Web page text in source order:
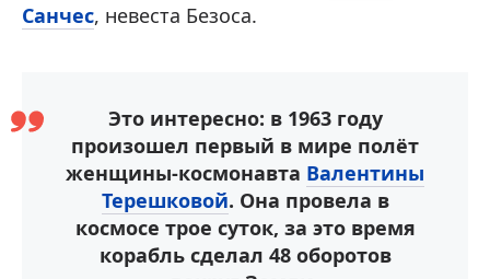
Санчес, невеста Безоса.
Это интересно: в 1963 году
произошел первый в мире полёт
женщины-космонавта Валентины
Терешковой. Она провела в
космосе трое суток, за это время
корабль сделал 48 оборотов